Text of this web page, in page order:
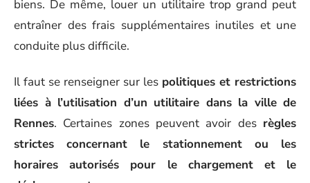
biens. De même, louer un utilitaire trop grand peut
entraîner des frais supplémentaires inutiles et une
conduite plus difficile.
Il faut se renseigner sur les politiques et restrictions
liées à l’utilisation d’un utilitaire dans la ville de
Rennes. Certaines zones peuvent avoir des règles
strictes concernant le stationnement ou les
horaires autorisés pour le chargement et le